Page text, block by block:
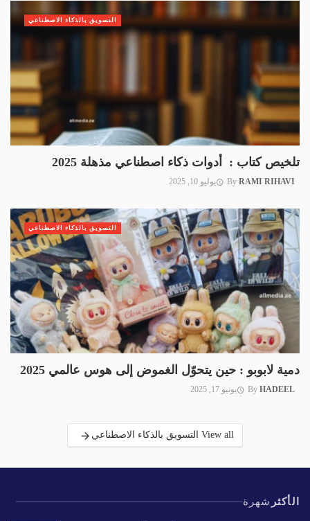
تلخيص كتاب : أدوات ذكاء اصطناعي مذهلة 2025
By RAMI RIHAVI يوليو 10, 2025
التسويق بالذكاء الاصطناعي
دمية لابوبو : حين يتحوّل الغموض إلى هوس عالمي 2025
By HADEEL يونيو 17, 2025
التسويق بالذكاء الاصطناعي
View all التسويق بالذكاء الاصطناعي
الأكثر شهرة